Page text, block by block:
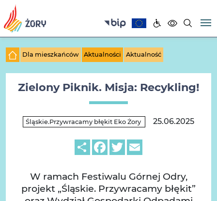
Dla mieszkańców Aktualności Aktualność
Zielony Piknik. Misja: Recykling!
Śląskie.Przywracamy błękit Eko Żory 25.06.2025
ShareFacebook
Twitter
W ramach Festiwalu Górnej Odry,
projekt „Śląskie. Przywracamy błękit”